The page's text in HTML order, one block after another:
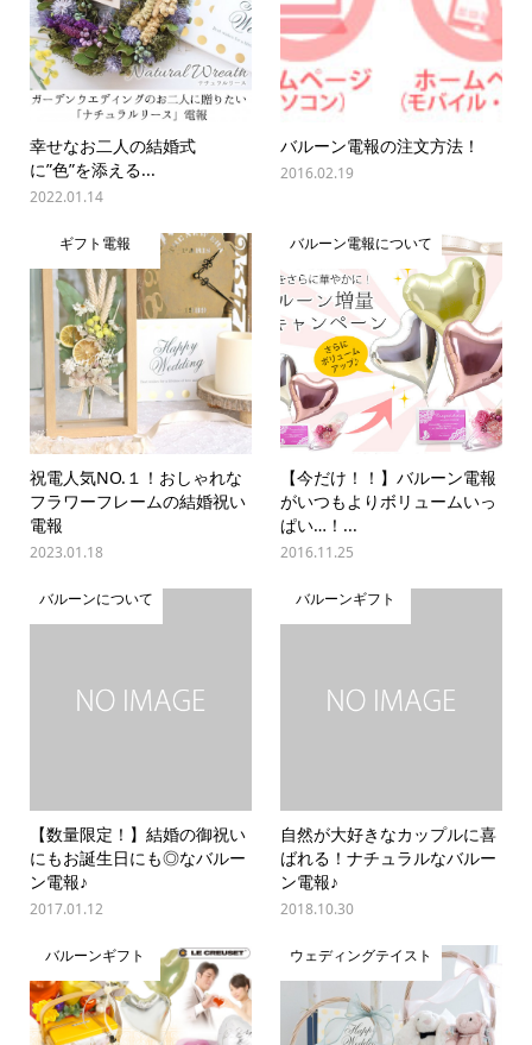
幸せなお二人の結婚式
に”色”を添える...
2022.01.14
バルーン電報の注文方法！
2016.02.19
ギフト電報
祝電人気NO.１！おしゃれな
フラワーフレームの結婚祝い
電報
2023.01.18
バルーン電報について
【今だけ！！】バルーン電報
がいつもよりボリュームいっ
ぱい…！...
2016.11.25
バルーンについて
【数量限定！】結婚の御祝い
にもお誕生日にも◎なバルー
ン電報♪
2017.01.12
バルーンギフト
自然が大好きなカップルに喜
ばれる！ナチュラルなバルー
ン電報♪
2018.10.30
バルーンギフト ウェディングテイスト